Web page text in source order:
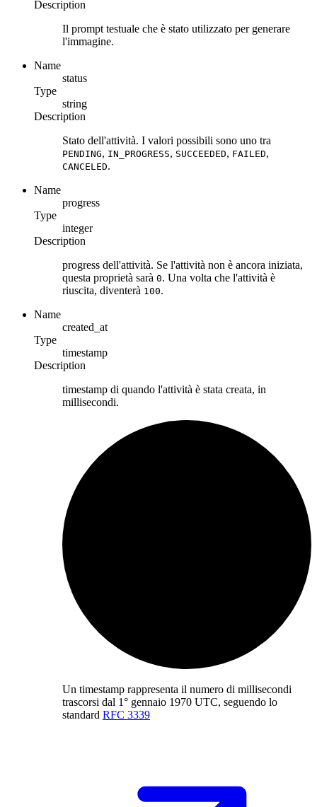
Description
Il prompt testuale che è stato utilizzato per generare
l'immagine.
Name
status
Type
string
Description
Stato dell'attività. I valori possibili sono uno tra
PENDING, IN_PROGRESS, SUCCEEDED, FAILED,
CANCELED.
Name
progress
Type
integer
Description
progress dell'attività. Se l'attività non è ancora iniziata,
questa proprietà sarà 0. Una volta che l'attività è
riuscita, diventerà 100.
Name
created_at
Type
timestamp
Description
timestamp di quando l'attività è stata creata, in
millisecondi.
Un timestamp rappresenta il numero di millisecondi
trascorsi dal 1° gennaio 1970 UTC, seguendo lo
standard RFC 3339